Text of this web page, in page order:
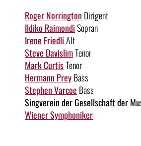
Roger Norrington Dirigent
Ildiko RaimondiSopran
Irene FriedliAlt
Steve DavislimTenor
Mark CurtisTenor
Hermann PreyBass
Stephen Varcoe Bass
Singverein der Gesellschaft der
Wiener Symphoniker